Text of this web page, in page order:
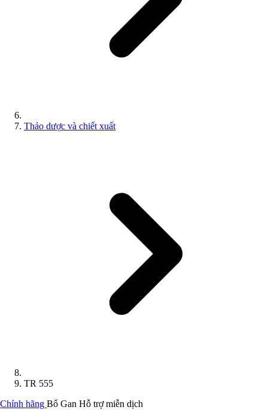
Thảo dược và chiết xuất
TR 555
Chính hãng Bổ Gan Hỗ trợ miễn dịch